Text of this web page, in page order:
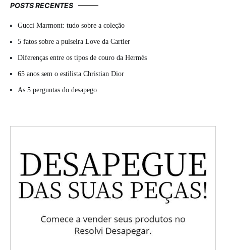
POSTS RECENTES
Gucci Marmont: tudo sobre a coleção
5 fatos sobre a pulseira Love da Cartier
Diferenças entre os tipos de couro da Hermès
65 anos sem o estilista Christian Dior
As 5 perguntas do desapego